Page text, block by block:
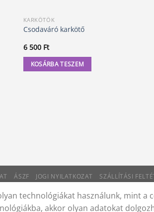
KARKÖTŐK
Csodaváró karkötő
6 500 Ft
KOSÁRBA TESZEM
ÁSZF JOGI NYILATKOZAT SZÁLLÍTÁSI
technológiákat használunk, mint a
akkor olyan adatokat